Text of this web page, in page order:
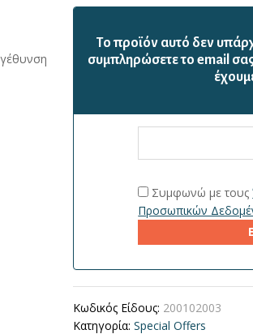
Το προϊόν αυτό δεν
συμπληρώσετε το email σας
Συμφωνώ με τους
Προσωπικών
Κωδικός Είδους: 200102003
Κατηγορία: Special Offers